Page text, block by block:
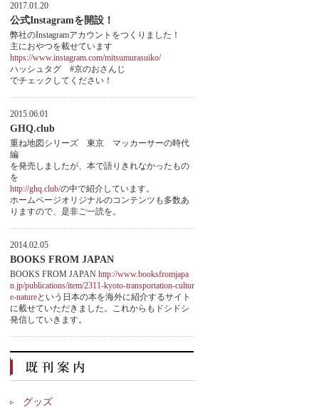
2017.01.20
公式Instagramを開設！
弊社のInstagramアカウントをつくりました！
主におやつを載せています
https://www.instagram.com/mitsumurasuiko/
ハッシュタグ #京のおさんじ
でチェックしてください！
2015.06.01
GHQ.club
重ね地図シリーズ 東京 マッカーサーの時代
編
を発売しましたが、本で語りきれなかったもの
を
http://ghq.club/の中で紹介しています。
ホームページオリジナルのコンテンツも多数あ
りますので、是非ご一読を。
2014.02.05
BOOKS FROM JAPAN
BOOKS FROM JAPAN http://www.booksfromjapa
n.jp/publications/item/2311-kyoto-transportation-cultur
e-natureという日本の本を海外に紹介するサイト
に載せていただきました。これからもドシドシ
発信していきます。
グッズ